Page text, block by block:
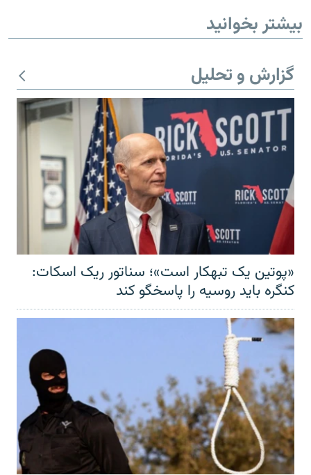
بیشتر بخوانید
گزارش و تحلیل
«پوتین یک تبهکار است»؛ سناتور ریک اسکات:
کنگره باید روسیه را پاسخگو کند